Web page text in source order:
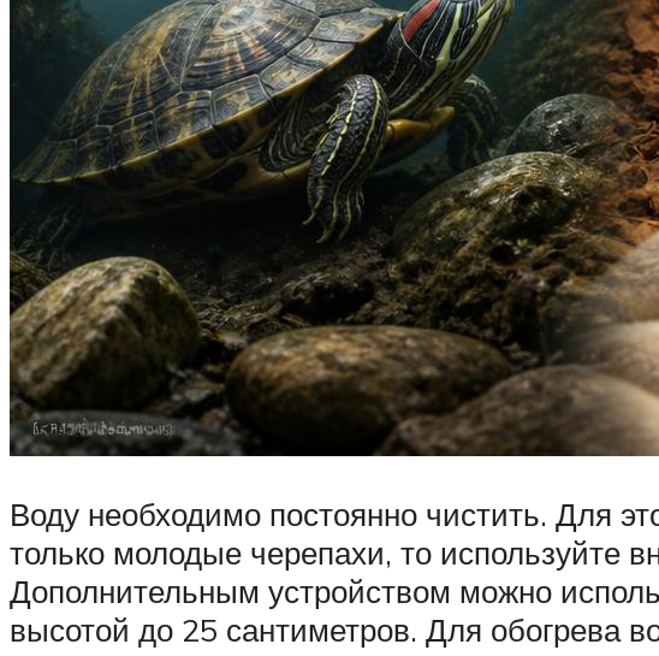
Воду необходимо постоянно чистить. Для
только молодые черепахи, то используйте
Дополнительным устройством можно
высотой до 25 сантиметров. Для обогрева